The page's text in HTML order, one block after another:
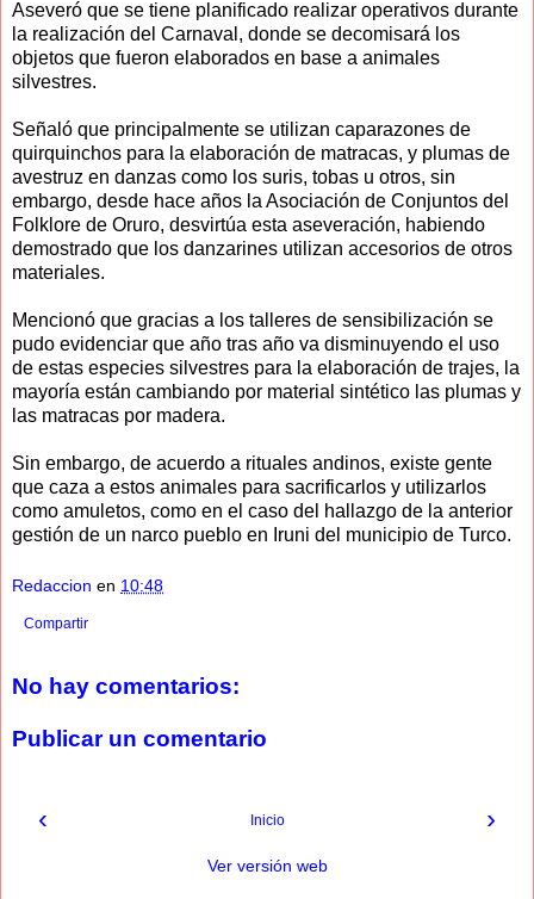
Aseveró que se tiene planificado realizar operativos durante
la realización del Carnaval, donde se decomisará los
objetos que fueron elaborados en base a animales
silvestres.
Señaló que principalmente se utilizan caparazones de
quirquinchos para la elaboración de matracas, y plumas de
avestruz en danzas como los suris, tobas u otros, sin
embargo, desde hace años la Asociación de Conjuntos del
Folklore de Oruro, desvirtúa esta aseveración, habiendo
demostrado que los danzarines utilizan accesorios de otros
materiales.
Mencionó que gracias a los talleres de sensibilización se
pudo evidenciar que año tras año va disminuyendo el uso
de estas especies silvestres para la elaboración de trajes, la
mayoría están cambiando por material sintético las plumas y
las matracas por madera.
Sin embargo, de acuerdo a rituales andinos, existe gente
que caza a estos animales para sacrificarlos y utilizarlos
como amuletos, como en el caso del hallazgo de la anterior
gestión de un narco pueblo en Iruni del municipio de Turco.
Redaccion en 10:48
Compartir
No hay comentarios:
Publicar un comentario
‹ ›
Inicio
Ver versión web